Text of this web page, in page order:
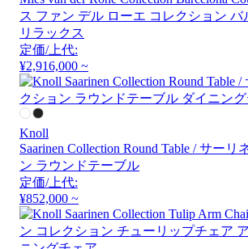
ス ファン デル ローエ コレクション バ
リラックス
定価/上代:
¥2,916,000 ~
Knoll
Saarinen Collection Round Table / サーリ
ン ラウンドテーブル
定価/上代:
¥852,000 ~